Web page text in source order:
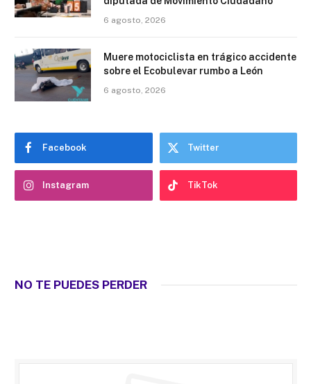
6 agosto, 2026
Muere motociclista en trágico accidente
sobre el Ecobulevar rumbo a León
6 agosto, 2026
Facebook Twitter
Instagram TikTok
NO TE PUEDES PERDER